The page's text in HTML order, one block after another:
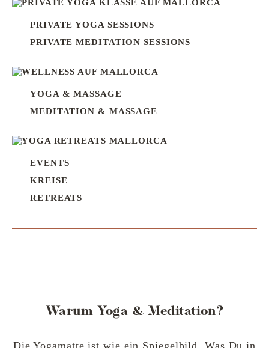
PRIVATE YOGA SESSIONS
PRIVATE MEDITATION SESSIONS
YOGA & MASSAGE
MEDITATION & MASSAGE
EVENTS
KREISE
RETREATS
Warum Yoga & Meditation?
Die Yogamatte ist wie ein Spiegelbild. Was Du in